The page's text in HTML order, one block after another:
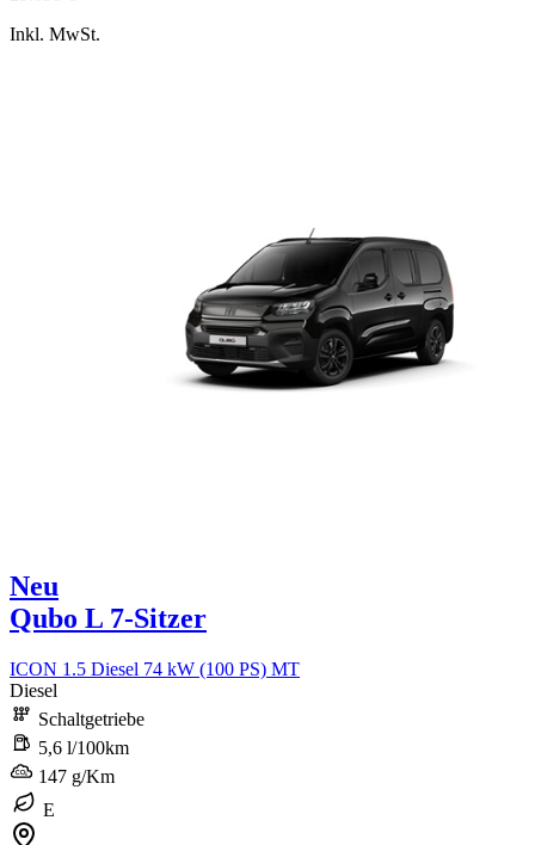
Inkl. MwSt.
Neu
Qubo L 7-Sitzer
ICON 1.5 Diesel 74 kW (100 PS) MT
Diesel
Schaltgetriebe
5,6 l/100km
147 g/Km
E